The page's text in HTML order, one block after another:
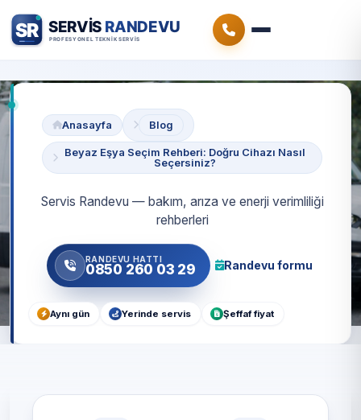
Anasayfa Blog
Beyaz Eşya Seçim Rehberi: Doğru Cihazı Nasıl
Seçersiniz?
Servis Randevu — bakım, arıza ve enerji verimliliği
rehberleri
RANDEVU HATTI
0850 260 03 29 Randevu formu
Aynı gün Yerinde servis Şeffaf fiyat